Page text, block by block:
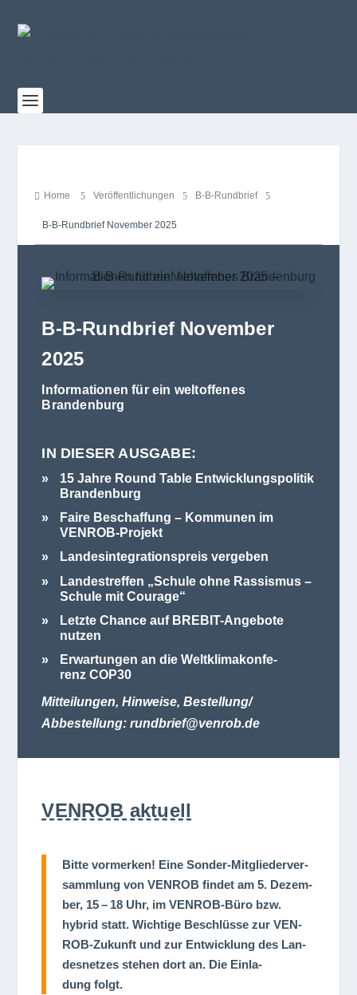
 Home 5 Ver­öf­fent­li­chun­gen 5 B‑B-Rund­brief 5
B‑B‑Rundbrief Novem­ber 2025
B‑B-Rundbrief November
2025
Informationen für ein weltoffenes
Brandenburg
IN DIESER AUSGABE:
15 Jahre Round Table Ent­wick­lungs­po­li­tik
Brandenburg
Faire Beschaf­fung – Kom­mu­nen im
VENROB-Projekt
Lan­des­in­te­gra­ti­ons­preis vergeben
Lan­des­tref­fen „Schule ohne Ras­sis­mus –
Schule mit Courage“
Letzte Chance auf BRE­BIT-Ange­bote
nutzen
Erwar­tun­gen an die Welt­kli­ma­kon­fe­
renz COP30
Mit­tei­lun­gen, Hin­weise, Bestellung/​
Abbestellung: rundbrief@venrob.de
VENROB aktuell
Bitte vor­mer­ken! Eine Son­der-Mit­glie­der­ver­
samm­lung von VENROB fin­det am 5. Dezem­
ber, 15 – 18 Uhr, im VEN­ROB-Büro bzw.
hybrid statt. Wich­tige Beschlüsse zur VEN­
ROB-Zukunft und zur Ent­wick­lung des Lan­
des­net­zes ste­hen dort an. Die Ein­la­
dung folgt.